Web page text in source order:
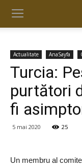
Actualitate AnaSayfa
Turcia:
purtători
fi
5 mai 2020 25
Un membru al